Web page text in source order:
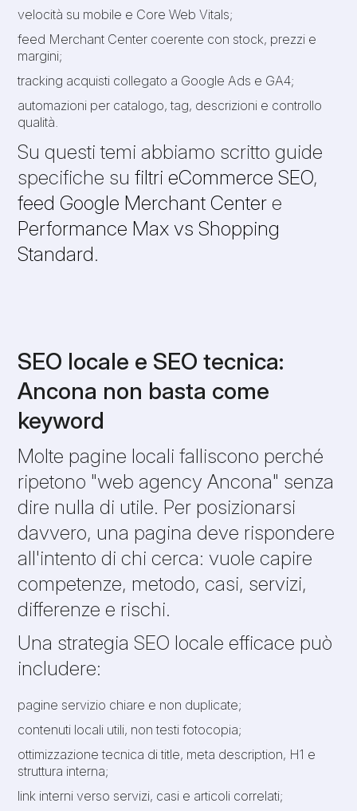
velocità su mobile e Core Web Vitals;
feed Merchant Center coerente con stock, prezzi e
margini;
tracking acquisti collegato a Google Ads e GA4;
automazioni per catalogo, tag, descrizioni e controllo
qualità.
Su questi temi abbiamo scritto guide
specifiche sufiltri eCommerce SEO,
feed Google Merchant Center e
Performance Max vs Shopping
Standard.
SEO locale e SEO tecnica:
Ancona non basta come
keyword
Molte pagine locali falliscono perché
ripetono "web agency Ancona" senza
dire nulla di utile. Per posizionarsi
davvero, una pagina deve rispondere
all'intento di chi cerca: vuole capire
competenze, metodo, casi, servizi,
differenze e rischi.
Una strategia SEO locale efficace può
includere:
pagine servizio chiare e non duplicate;
contenuti locali utili, non testi fotocopia;
ottimizzazione tecnica di title, meta description, H1 e
struttura interna;
link interni verso servizi, casi e articoli correlati;